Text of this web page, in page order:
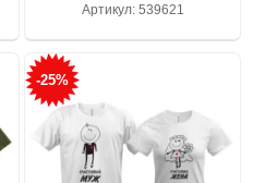
Артикул: 539621
-25%